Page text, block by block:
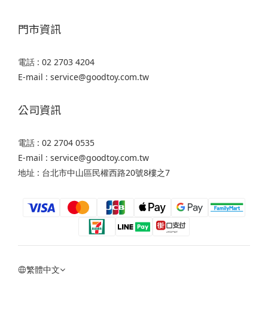
門市資訊
電話 : 02 2703 4204
E-mail : service@goodtoy.com.tw
公司資訊
電話 : 02 2704 0535
E-mail : service@goodtoy.com.tw
地址 : 台北市中山區民權西路20號8樓之7
繁體中文